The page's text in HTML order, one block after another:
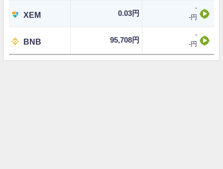
XEM 0.03円
-
-円
BNB 95,708円
-
-円